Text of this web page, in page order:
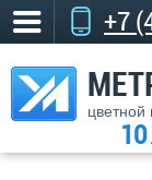
+7
цветной
10